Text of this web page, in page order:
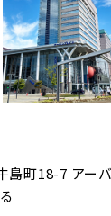
島町18-7 アー